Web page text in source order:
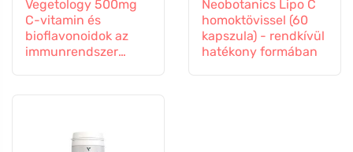
Vegetology 500mg
C-vitamin és
bioflavonoidok az
immunrendszer
Neobotanics Lipo C
homoktövissel (60
kapszula) - rendkívül
hatékony formában